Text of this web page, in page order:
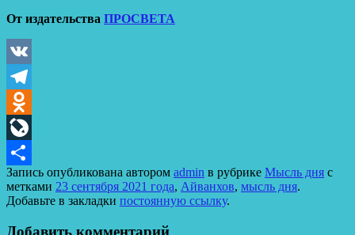
От издательства ПРОСВЕТА
VK
Telegram
Odnoklassniki
LiveJournal
Отправить
Запись опубликована автором admin в рубрике Мысль дня с
метками 23 сентября 2021 года, Айванхов, мысль дня.
Добавьте в закладки постоянную ссылку.
Добавить комментарий